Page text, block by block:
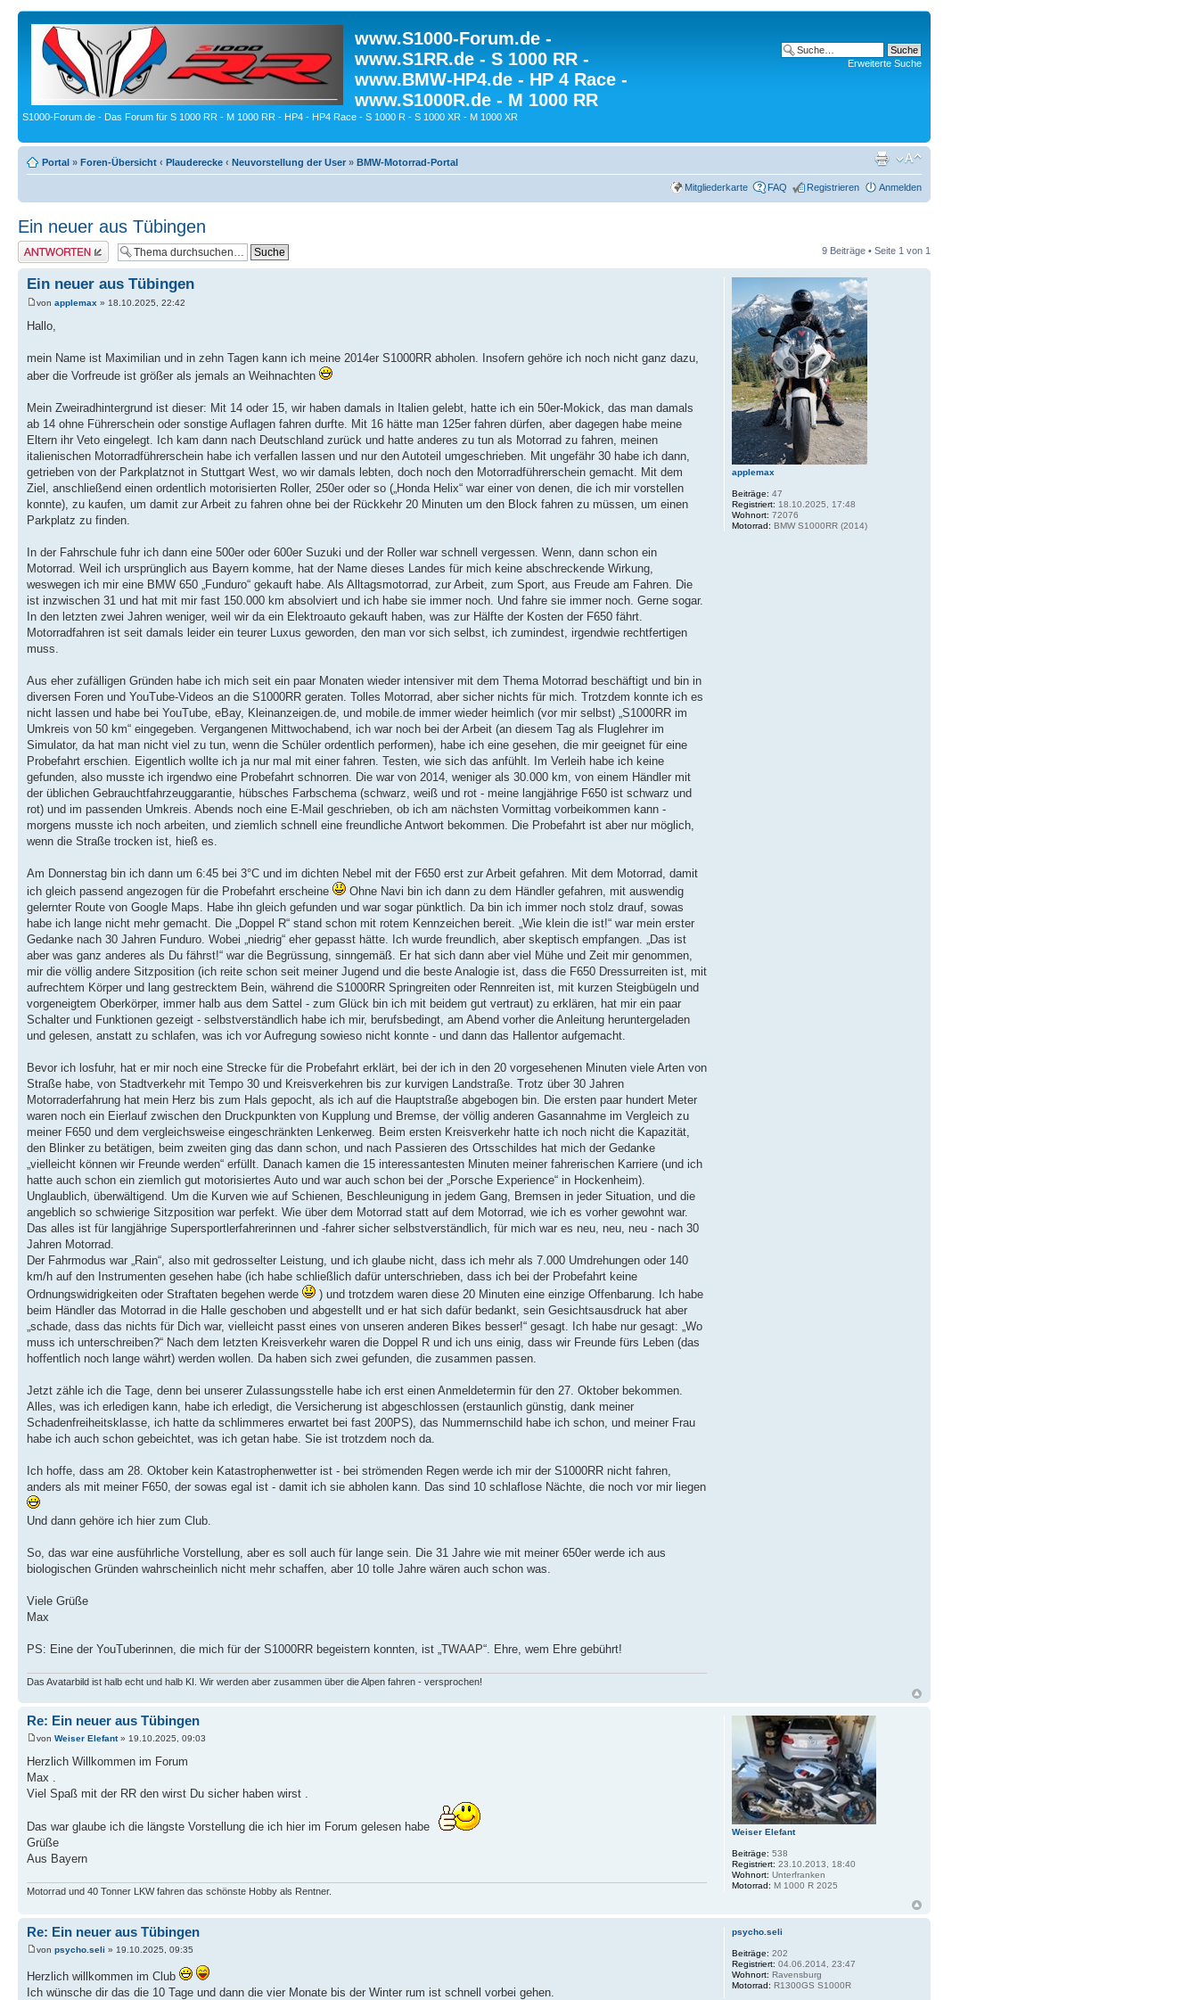
www.S1000-Forum.de -
www.S1RR.de - S 1000 RR -
www.BMW-HP4.de - HP 4 Race -
www.S1000R.de - M 1000 RR
S1000-Forum.de - Das Forum für S 1000 RR - M 1000 RR - HP4 - HP4 Race - S 1000 R - S 1000 XR - M 1000 XR
Erweiterte Suche
Portal » Foren-Übersicht ‹ Plauderecke ‹ Neuvorstellung der User » BMW-Motorrad-Portal
Mitgliederkarte FAQ Registrieren Anmelden
Ein neuer aus Tübingen
Antwort erstellen 9 Beiträge • Seite 1 von 1
Ein neuer aus Tübingen
von applemax » 18.10.2025, 22:42
Hallo,
mein Name ist Maximilian und in zehn Tagen kann ich meine 2014er S1000RR abholen. Insofern gehöre ich noch nicht ganz dazu,
aber die Vorfreude ist größer als jemals an Weihnachten
Mein Zweiradhintergrund ist dieser: Mit 14 oder 15, wir haben damals in Italien gelebt, hatte ich ein 50er-Mokick, das man damals
ab 14 ohne Führerschein oder sonstige Auflagen fahren durfte. Mit 16 hätte man 125er fahren dürfen, aber dagegen habe meine
Eltern ihr Veto eingelegt. Ich kam dann nach Deutschland zurück und hatte anderes zu tun als Motorrad zu fahren, meinen
italienischen Motorradführerschein habe ich verfallen lassen und nur den Autoteil umgeschrieben. Mit ungefähr 30 habe ich dann,
getrieben von der Parkplatznot in Stuttgart West, wo wir damals lebten, doch noch den Motorradführerschein gemacht. Mit dem
Ziel, anschließend einen ordentlich motorisierten Roller, 250er oder so („Honda Helix“ war einer von denen, die ich mir vorstellen
konnte), zu kaufen, um damit zur Arbeit zu fahren ohne bei der Rückkehr 20 Minuten um den Block fahren zu müssen, um einen
Parkplatz zu finden.
In der Fahrschule fuhr ich dann eine 500er oder 600er Suzuki und der Roller war schnell vergessen. Wenn, dann schon ein
Motorrad. Weil ich ursprünglich aus Bayern komme, hat der Name dieses Landes für mich keine abschreckende Wirkung,
weswegen ich mir eine BMW 650 „Funduro“ gekauft habe. Als Alltagsmotorrad, zur Arbeit, zum Sport, aus Freude am Fahren. Die
ist inzwischen 31 und hat mit mir fast 150.000 km absolviert und ich habe sie immer noch. Und fahre sie immer noch. Gerne sogar.
In den letzten zwei Jahren weniger, weil wir da ein Elektroauto gekauft haben, was zur Hälfte der Kosten der F650 fährt.
Motorradfahren ist seit damals leider ein teurer Luxus geworden, den man vor sich selbst, ich zumindest, irgendwie rechtfertigen
muss.
Aus eher zufälligen Gründen habe ich mich seit ein paar Monaten wieder intensiver mit dem Thema Motorrad beschäftigt und bin in
diversen Foren und YouTube-Videos an die S1000RR geraten. Tolles Motorrad, aber sicher nichts für mich. Trotzdem konnte ich es
nicht lassen und habe bei YouTube, eBay, Kleinanzeigen.de, und mobile.de immer wieder heimlich (vor mir selbst) „S1000RR im
Umkreis von 50 km“ eingegeben. Vergangenen Mittwochabend, ich war noch bei der Arbeit (an diesem Tag als Fluglehrer im
Simulator, da hat man nicht viel zu tun, wenn die Schüler ordentlich performen), habe ich eine gesehen, die mir geeignet für eine
Probefahrt erschien. Eigentlich wollte ich ja nur mal mit einer fahren. Testen, wie sich das anfühlt. Im Verleih habe ich keine
gefunden, also musste ich irgendwo eine Probefahrt schnorren. Die war von 2014, weniger als 30.000 km, von einem Händler mit
der üblichen Gebrauchtfahrzeuggarantie, hübsches Farbschema (schwarz, weiß und rot - meine langjährige F650 ist schwarz und
rot) und im passenden Umkreis. Abends noch eine E-Mail geschrieben, ob ich am nächsten Vormittag vorbeikommen kann -
morgens musste ich noch arbeiten, und ziemlich schnell eine freundliche Antwort bekommen. Die Probefahrt ist aber nur möglich,
wenn die Straße trocken ist, hieß es.
Am Donnerstag bin ich dann um 6:45 bei 3°C und im dichten Nebel mit der F650 erst zur Arbeit gefahren. Mit dem Motorrad, damit
ich gleich passend angezogen für die Probefahrt erscheine
Ohne Navi bin ich dann zu dem Händler gefahren, mit auswendig
gelernter Route von Google Maps. Habe ihn gleich gefunden und war sogar pünktlich. Da bin ich immer noch stolz drauf, sowas
habe ich lange nicht mehr gemacht. Die „Doppel R“ stand schon mit rotem Kennzeichen bereit. „Wie klein die ist!“ war mein erster
Gedanke nach 30 Jahren Funduro. Wobei „niedrig“ eher gepasst hätte. Ich wurde freundlich, aber skeptisch empfangen. „Das ist
aber was ganz anderes als Du fährst!“ war die Begrüssung, sinngemäß. Er hat sich dann aber viel Mühe und Zeit mir genommen,
mir die völlig andere Sitzposition (ich reite schon seit meiner Jugend und die beste Analogie ist, dass die F650 Dressurreiten ist, mit
aufrechtem Körper und lang gestrecktem Bein, während die S1000RR Springreiten oder Rennreiten ist, mit kurzen Steigbügeln und
vorgeneigtem Oberkörper, immer halb aus dem Sattel - zum Glück bin ich mit beidem gut vertraut) zu erklären, hat mir ein paar
Schalter und Funktionen gezeigt - selbstverständlich habe ich mir, berufsbedingt, am Abend vorher die Anleitung heruntergeladen
und gelesen, anstatt zu schlafen, was ich vor Aufregung sowieso nicht konnte - und dann das Hallentor aufgemacht.
Bevor ich losfuhr, hat er mir noch eine Strecke für die Probefahrt erklärt, bei der ich in den 20 vorgesehenen Minuten viele Arten von
Straße habe, von Stadtverkehr mit Tempo 30 und Kreisverkehren bis zur kurvigen Landstraße. Trotz über 30 Jahren
Motorraderfahrung hat mein Herz bis zum Hals gepocht, als ich auf die Hauptstraße abgebogen bin. Die ersten paar hundert Meter
waren noch ein Eierlauf zwischen den Druckpunkten von Kupplung und Bremse, der völlig anderen Gasannahme im Vergleich zu
meiner F650 und dem vergleichsweise eingeschränkten Lenkerweg. Beim ersten Kreisverkehr hatte ich noch nicht die Kapazität,
den Blinker zu betätigen, beim zweiten ging das dann schon, und nach Passieren des Ortsschildes hat mich der Gedanke
„vielleicht können wir Freunde werden“ erfüllt. Danach kamen die 15 interessantesten Minuten meiner fahrerischen Karriere (und ich
hatte auch schon ein ziemlich gut motorisiertes Auto und war auch schon bei der „Porsche Experience“ in Hockenheim).
Unglaublich, überwältigend. Um die Kurven wie auf Schienen, Beschleunigung in jedem Gang, Bremsen in jeder Situation, und die
angeblich so schwierige Sitzposition war perfekt. Wie über dem Motorrad statt auf dem Motorrad, wie ich es vorher gewohnt war.
Das alles ist für langjährige Supersportlerfahrerinnen und -fahrer sicher selbstverständlich, für mich war es neu, neu, neu - nach 30
Jahren Motorrad.
Der Fahrmodus war „Rain“, also mit gedrosselter Leistung, und ich glaube nicht, dass ich mehr als 7.000 Umdrehungen oder 140
km/h auf den Instrumenten gesehen habe (ich habe schließlich dafür unterschrieben, dass ich bei der Probefahrt keine
Ordnungswidrigkeiten oder Straftaten begehen werde
) und trotzdem waren diese 20 Minuten eine einzige Offenbarung. Ich habe
beim Händler das Motorrad in die Halle geschoben und abgestellt und er hat sich dafür bedankt, sein Gesichtsausdruck hat aber
„schade, dass das nichts für Dich war, vielleicht passt eines von unseren anderen Bikes besser!“ gesagt. Ich habe nur gesagt: „Wo
muss ich unterschreiben?“ Nach dem letzten Kreisverkehr waren die Doppel R und ich uns einig, dass wir Freunde fürs Leben (das
hoffentlich noch lange währt) werden wollen. Da haben sich zwei gefunden, die zusammen passen.
Jetzt zähle ich die Tage, denn bei unserer Zulassungsstelle habe ich erst einen Anmeldetermin für den 27. Oktober bekommen.
Alles, was ich erledigen kann, habe ich erledigt, die Versicherung ist abgeschlossen (erstaunlich günstig, dank meiner
Schadenfreiheitsklasse, ich hatte da schlimmeres erwartet bei fast 200PS), das Nummernschild habe ich schon, und meiner Frau
habe ich auch schon gebeichtet, was ich getan habe. Sie ist trotzdem noch da.
Ich hoffe, dass am 28. Oktober kein Katastrophenwetter ist - bei strömenden Regen werde ich mir der S1000RR nicht fahren,
anders als mit meiner F650, der sowas egal ist - damit ich sie abholen kann. Das sind 10 schlaflose Nächte, die noch vor mir liegen
Und dann gehöre ich hier zum Club.
So, das war eine ausführliche Vorstellung, aber es soll auch für lange sein. Die 31 Jahre wie mit meiner 650er werde ich aus
biologischen Gründen wahrscheinlich nicht mehr schaffen, aber 10 tolle Jahre wären auch schon was.
Viele Grüße
Max
PS: Eine der YouTuberinnen, die mich für der S1000RR begeistern konnten, ist „TWAAP“. Ehre, wem Ehre gebührt!
Das Avatarbild ist halb echt und halb KI. Wir werden aber zusammen über die Alpen fahren - versprochen!
applemax
Beiträge: 47
Registriert: 18.10.2025, 17:48
Wohnort: 72076
Motorrad: BMW S1000RR (2014)
Re: Ein neuer aus Tübingen
von Weiser Elefant» 19.10.2025, 09:03
Herzlich Willkommen im Forum
Max .
Viel Spaß mit der RR den wirst Du sicher haben wirst .
Das war glaube ich die längste Vorstellung die ich hier im Forum gelesen habe
Grüße
Aus Bayern
Motorrad und 40 Tonner LKW fahren das schönste Hobby als Rentner.
Weiser Elefant
Beiträge: 538
Registriert: 23.10.2013, 18:40
Wohnort: Unterfranken
Motorrad: M 1000 R 2025
Re: Ein neuer aus Tübingen
von psycho.seli » 19.10.2025, 09:35
Herzlich willkommen im Club
Ich wünsche dir das die 10 Tage und dann die vier Monate bis der Winter rum ist schnell vorbei gehen.
psycho.seli
Beiträge: 202
Registriert: 04.06.2014, 23:47
Wohnort: Ravensburg
Motorrad: R1300GS S1000R